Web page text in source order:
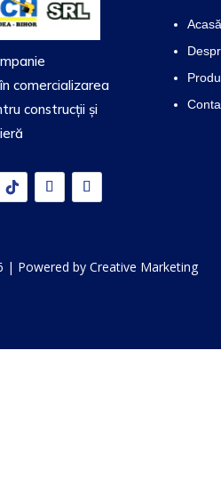
comercializarea
construcții și
Acasă
| Powered byCreative Marketing